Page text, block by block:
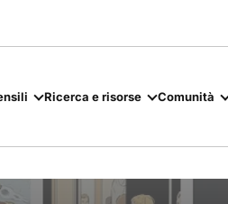
Ricerca e risorse Comunità